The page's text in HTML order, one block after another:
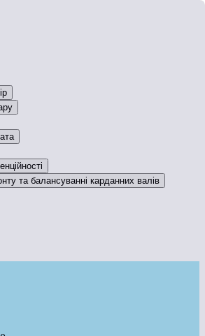
та балансуванні карданних валів